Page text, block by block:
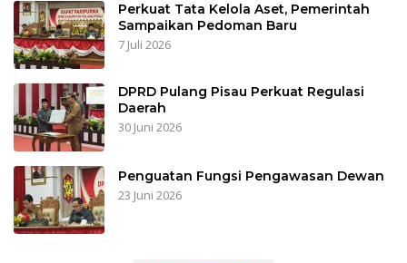
Perkuat Tata Kelola Aset, Pemerintah
Sampaikan Pedoman Baru
7 Juli 2026
DPRD Pulang Pisau Perkuat Regulasi
Daerah
30 Juni 2026
Penguatan Fungsi Pengawasan Dewan
23 Juni 2026